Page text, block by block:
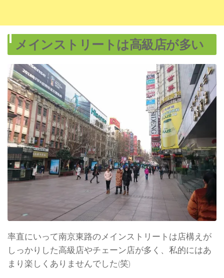
メインストリートは高級店が多い
率直にいって南京東路のメインストリートは店構えが
しっかりした高級店やチェーン店が多く、私的にはあ
まり楽しくありませんでした(笑)